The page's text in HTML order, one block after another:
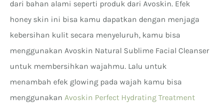
dari bahan alami seperti produk dari Avoskin. Efek
honey skin ini bisa kamu dapatkan dengan menjaga
kebersihan kulit secara menyeluruh, kamu bisa
menggunakan Avoskin Natural Sublime Facial Cleanser
untuk membersihkan wajahmu. Lalu untuk
menambah efek glowing pada wajah kamu bisa
menggunakan Avoskin Perfect Hydrating Treatment